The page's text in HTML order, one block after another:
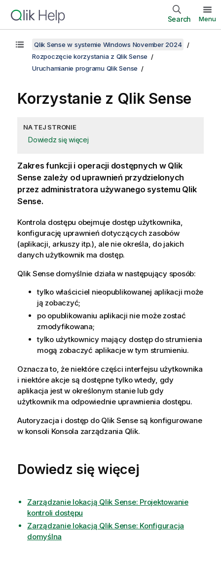
Search Menu
Qlik Sense w systemie Windows November 2024
Rozpoczęcie korzystania z Qlik Sense
Uruchamianie programu Qlik Sense
Korzystanie z Qlik Sense
NA TEJ STRONIE
Dowiedz się więcej
Zakres funkcji i operacji dostępnych w Qlik
Sensezależy od uprawnień przydzielonych
przez administratora używanego systemu Qlik
Sense.
Kontrola dostępu obejmuje dostęp użytkownika,
konfigurację uprawnień dotyczących zasobów
(aplikacji, arkuszy itp.), ale nie określa, do jakich
danych użytkownik ma dostęp.
Qlik Sensedomyślnie działa w następujący sposób:
tylko właściciel nieopublikowanej aplikacji może
ją zobaczyć;
po opublikowaniu aplikacji nie może zostać
zmodyfikowana;
tylko użytkownicy mający dostęp do strumienia
mogą zobaczyć aplikacje w tym strumieniu.
Oznacza to, że niektóre części interfejsu użytkownika
i niektóre akcje są dostępne tylko wtedy, gdy
aplikacja jest w określonym stanie lub gdy
użytkownik ma odpowiednie uprawnienia dostępu.
Autoryzacja i dostęp do Qlik Sensesą konfigurowane
w konsoli Konsola zarządzania Qlik.
Dowiedz się więcej
Zarządzanie lokacją Qlik Sense: Projektowanie
kontroli dostępu
Zarządzanie lokacją Qlik Sense: Konfiguracja
domyślna